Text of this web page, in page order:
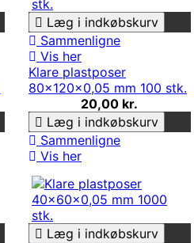
Læg i indkøbskurv
Sammenligne
Vis her
Klare plastposer
80x120x0,05 mm 100 stk.
20,00 kr.
Læg i indkøbskurv
Sammenligne
Vis her
Læg i indkøbskurv